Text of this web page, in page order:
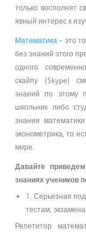
только восполнят
явный интерес к
Математика – это
без знаний этого
одного
скайпу (Skype)
знаний по этому
школьник либо
знания
эконометрика, то
мире.
Давайте
знаниях учеников
1. Серьезная
тестам,
Репетитор